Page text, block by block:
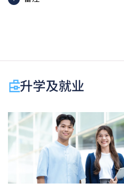
／「C级或以上」的成绩，
香港中学文凭考试科目成绩
能力水平达A2或以上、日语
TOPIK II, 3级或以上，均被
科之一。2026年起，乌尔
接受。详情请按此处。
香港中学文凭考试应用学
标」／「达标并表现优异 (I)
升学及就业